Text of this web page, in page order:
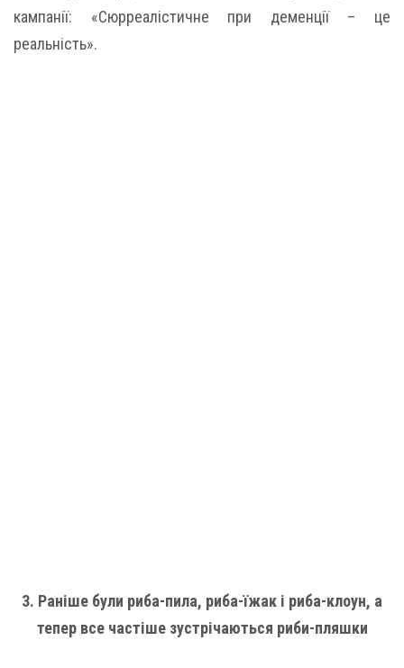
кампанії: «Сюрреалістичне при деменції – це
реальність».
3. Раніше були риба-пила, риба-їжак і риба-клоун, а
тепер все частіше зустрічаються риби-пляшки